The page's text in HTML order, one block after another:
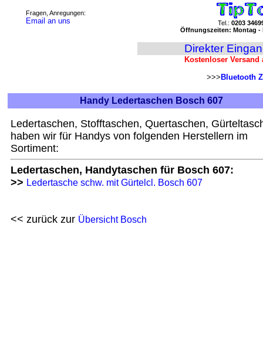
Fragen, Anregungen:
Email an uns Tel.: 0203
Öffnungszeiten: Montag -
Direkter
Kostenloser
>>> Bluetooth
Handy Ledertaschen Bosch 607
Ledertaschen, Stofftaschen, Quertaschen,
haben wir für Handys von folgenden Herstellern im
Sortiment:
Ledertaschen, Handytaschen für Bosch 607:
>> Ledertasche schw. mit Gürtelcl. Bosch 607
<< zurück zur Übersicht Bosch